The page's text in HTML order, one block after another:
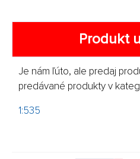
Produkt
Je nám ľúto, ale predaj
predávané produkty v
1:535